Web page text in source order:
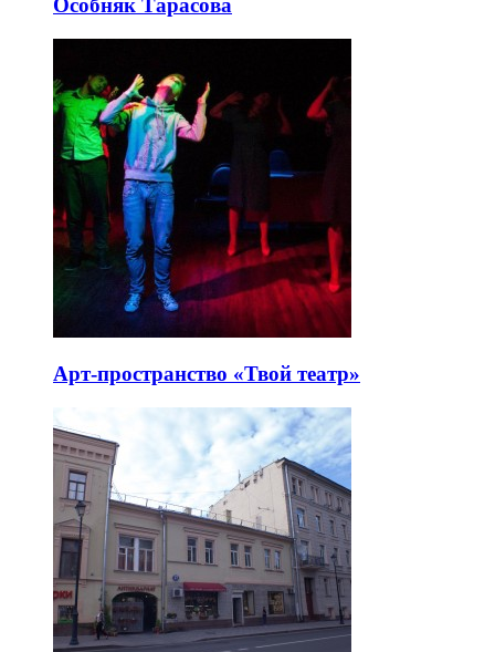
Особняк Тарасова
Арт-пространство «Твой театр»